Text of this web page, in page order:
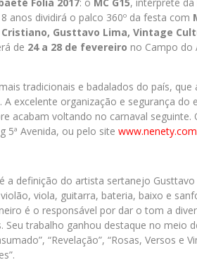
anos dividirá o palco 360º da festa com
Gusttavo Lima, Vintage
de 24 a 28 de fevereiro no Campo do
tradicionais e badalados do país,
excelente organização e segurança do
acabam voltando no carnaval seguinte.
5ª Avenida, ou pelo site
a definição do artista sertanejo
viola, guitarra, bateria, baixo e
é o responsável por dar o tom a
Seu trabalho ganhou destaque no meio
“Revelação”, “Rosas, Versos e